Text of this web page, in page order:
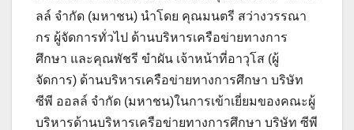
ลล์ จำกัด (มหาชน) นำโดย คุณมนตรี สว่างวรรณา
กร ผู้จัดการทั่วไป ด้านบริหารเครือข่ายทางการ
ศึกษา และคุณพัชรี ขำผัน เจ้าหน้าที่อาวุโส (ผู้
จัดการ) ด้านบริหารเครือข่ายทางการศึกษา บริษัท
ซีพี ออลล์ จำกัด (มหาชน)ในการเข้าเยี่ยมของคณะผู้
บริหารด้านบริหารเครือข่ายทางการศึกษา บริษัท ซีพี